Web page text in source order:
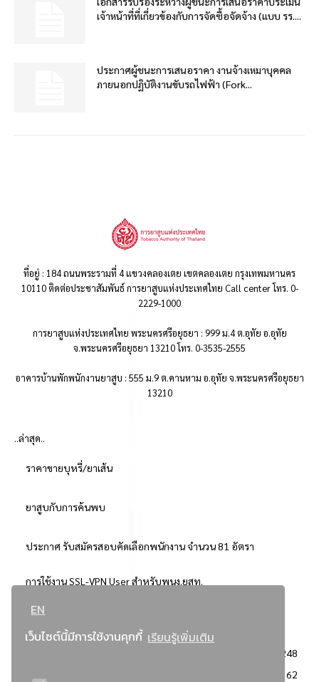
EN
เว็บไซต์นี้มีการใช้งานคุกกี้ เรียนรู้เพิ่มเติม
เจ้าหน้าที่ที่เกี่ยวข้องกับการจัดซื้อจัดจ้าง (แบบ รร....
ประกาศผู้ชนะการเสนอราคา งานจ้างเหมาบุคคล
ภายนอกปฏิบัติงานขับรถไฟฟ้า (Fork...
ที่อยู่ : 184 ถนนพระรามที่ 4 แขวงคลองเตย เขตคลองเตย กรุงเทพมหานคร
10110 ติดต่อประชาสัมพันธ์ การยาสูบแห่งประเทศไทย Call center โทร. 0-
2229-1000
การยาสูบแห่งประเทศไทย พระนครศรีอยุธยา : 999 ม.4 ต.อุทัย อ.อุทัย
จ.พระนครศรีอยุธยา 13210 โทร. 0-3535-2555
อาคารบ้านพักพนักงานยาสูบ : 555 ม.9 ต.คานหาม อ.อุทัย จ.พระนครศรีอยุธยา
13210
..ล่าสุด..
ราคาขายบุหรี่/ยาเส้น
ยาสูบกับการค้นพบ
ประกาศ รับสมัครสอบคัดเลือกพนักงาน จำนวน 81 อัตรา
การใช้งาน SSL-VPN User สำหรับพนง.ยสท.
..ยอดนิยม..
3248
2362